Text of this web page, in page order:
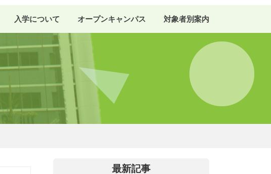
入学について オープンキャンパス 対象者別案内
最新記事